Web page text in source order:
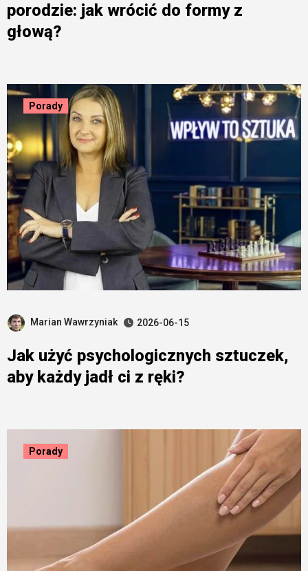
porodzie: jak wrócić do formy z
głową?
Porady
Marian Wawrzyniak 2026-06-15
Jak użyć psychologicznych sztuczek,
aby każdy jadł ci z ręki?
Porady